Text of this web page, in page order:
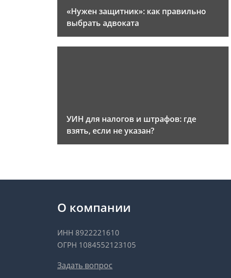
«Нужен защитник»: как правильно
выбрать адвоката
УИН для налогов и штрафов: где
взять, если не указан?
О компании
ИНН 8922221610
ОГРН 1084552123105
Задать вопрос